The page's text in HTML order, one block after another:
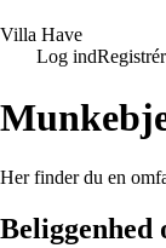
Villa Have
Log ind
Her finder du en
Beliggenhed